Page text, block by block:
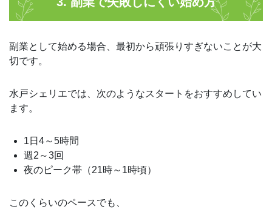
副業として始める場合、最初から頑張りすぎないことが大
切です。
水戸シェリエでは、次のようなスタートをおすすめしてい
ます。
1日4～5時間
週2～3回
夜のピーク帯（21時～1時頃）
このくらいのペースでも、